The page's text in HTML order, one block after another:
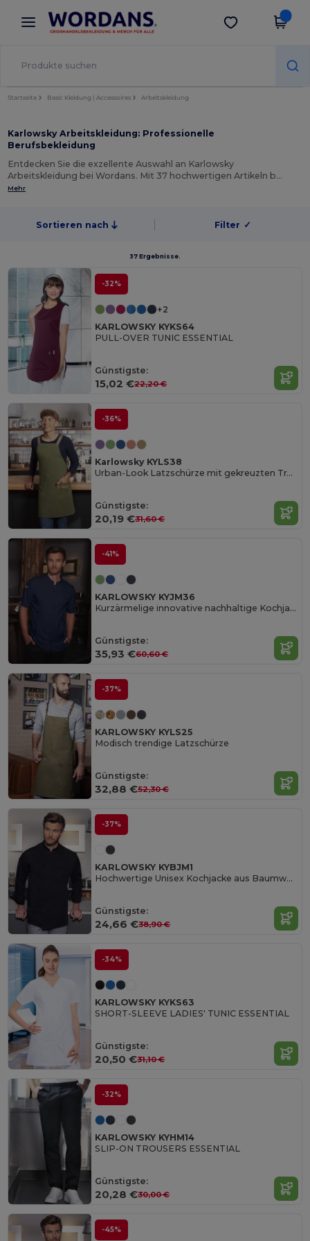
× Wordans App
Bessere Preise in der App!
App holen
Startseite Basic Kleidung | Accessoires Arbeitskleidung
Karlowsky Arbeitskleidung: Professionelle
Berufsbekleidung
Entdecken Sie die exzellente Auswahl an Karlowsky
Arbeitskleidung bei Wordans. Mit 37 hochwertigen Artikeln b…
Mehr
Sortieren nach Filter ✓
37 Ergebnisse.
-32%
+2
KARLOWSKY KYKS64
PULL-OVER TUNIC ESSENTIAL
Günstigste:
15,02 €22,20 €
-36%
Karlowsky KYLS38
Urban-Look Latzschürze mit gekreuzten Trägern und Tasche
Günstigste:
20,19 €31,60 €
-41%
KARLOWSKY KYJM36
Kurzärmelige innovative nachhaltige Kochjacke
Günstigste:
35,93 €60,60 €
-37%
KARLOWSKY KYLS25
Modisch trendige Latzschürze
Günstigste:
32,88 €52,30 €
-37%
KARLOWSKY KYBJM1
Hochwertige Unisex Kochjacke aus Baumwolle
Günstigste:
24,66 €38,90 €
-34%
KARLOWSKY KYKS63
SHORT-SLEEVE LADIES' TUNIC ESSENTIAL
Günstigste:
20,50 €31,10 €
-32%
KARLOWSKY KYHM14
SLIP-ON TROUSERS ESSENTIAL
Günstigste:
20,28 €30,00 €
-45%